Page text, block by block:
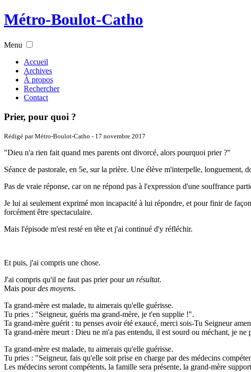
Métro-Boulot-Catho
Menu
Accueil
Archives
À propos
Rechercher
Contact
Prier, pour quoi ?
Rédigé par Métro-Boulot-Catho - 17 novembre 2017
"Dieu n'a rien fait quand mes parents ont divorcé, alors pourquoi prier ?"
Séance de pastorale, en 5e, sur la prière. Une élève m'interpelle, longuement,
Pas de vraie réponse, car on ne répond pas à l'expression d'une souffrance
Je lui ai seulement exprimé mon incapacité à lui répondre, et pour finir de
forcément être spectaculaire.
Mais l'épisode m'est resté en tête et j'ai continué d'y réfléchir.
Et puis, j'ai compris une chose.
J'ai compris qu'il ne faut pas prier pourun résultat.
Mais pourdes moyens.
Ta grand-mère est malade, tu aimerais qu'elle guérisse.
Tu pries : "Seigneur, guéris ma grand-mère, je t'en supplie !".
Ta grand-mère guérit : tu penses avoir été exaucé, merci sois-Tu Seigneur
Ta grand-mère meurt : Dieu ne m'a pas entendu, il est sourd ou méchant, je
Ta grand-mère est malade, tu aimerais qu'elle guérisse.
Tu pries : "Seigneur, fais qu'elle soit prise en charge par des médecins
Les médecins seront compétents, la famille sera présente, la grand-mère